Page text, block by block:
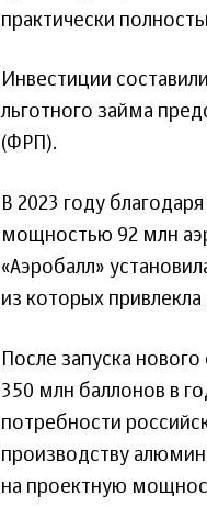
практически
Инвестиции
льготного займа
(ФРП).
В 2023 году
мощностью 92 млн
«Аэробалл»
из которых
После запуска
350 млн баллонов в
потребности
производству
на проектную